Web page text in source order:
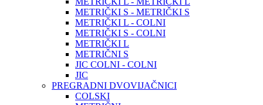
METRIČKI S - METRIČKI S
METRIČKI L - COLNI
METRIČKI S - COLNI
METRIČKI L
METRIČNI S
JIC COLNI - COLNI
JIC
PREGRADNI DVOVIJAČNICI
COLSKI